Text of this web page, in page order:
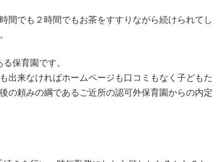
間でも２時間でもお茶をすすりながら続けられてし
保育園です。
出来なければホームページも口コミもなく子どもた
の頼みの綱であるご近所の認可外保育園からの内定